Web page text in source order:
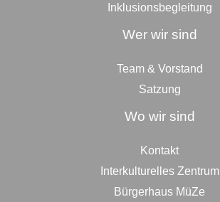
Inklusionsbegleitung
Wer wir sind
Team & Vorstand
Satzung
Wo wir sind
Kontakt
Interkulturelles Zentrum
Bürgerhaus MüZe